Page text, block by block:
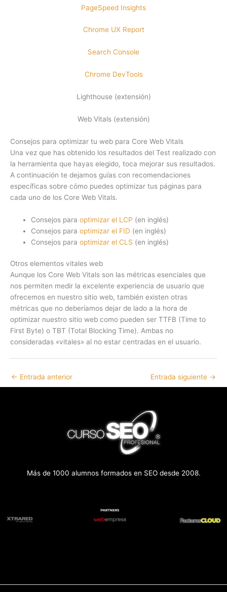
PageSpeed Insights
Chrome UX Report
Search Console
Chrome DevTools
Lighthouse (extensión)
Web Vitals (extensión)
Consejos para optimizar tu web para Core Web Vitals
Una vez que has obtenido los resultados del Test realizado con
la herramienta que hayas elegido, toca mejorar sus resultados.
A continuación te dejamos guías con recomendaciones
específicas sobre cómo puedes optimizar tus páginas para
cada uno de los Core Web Vitals.
Consejos paraoptimizar el LCP (en inglés)
Consejos paraoptimizar el FID (en inglés)
Consejos paraoptimizar el CLS (en inglés)
Otros elementos vitales web
Aunque los Core Web Vitals son las métricas esenciales que
nos permiten medir la excelente experiencia de usuario que
ofrecemos en nuestro sitio web, también existen otras
métricas que no deberíamos dejar de lado a la hora de
optimizar nuestro sitio web como pueden ser TTFB (Time to
First Byte) o TBT (Total Blocking Time). Ambas no
consideradas «vitales» al no estar centradas en el usuario.
← Entrada anterior Entrada siguiente →
Más de 1000 alumnos formados en SEO desde 2008.